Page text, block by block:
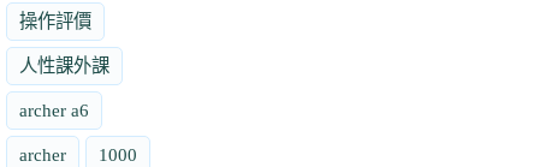
操作評價
人性課外課
archer a6
archer 1000